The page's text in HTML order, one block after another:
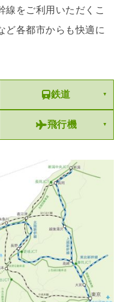
線をご利用いただくこ
ど各都市からも快適に
鉄道
飛行機